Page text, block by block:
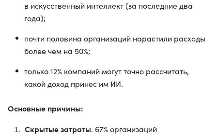
в искусственный интеллект (за последние два
года);
почти половина организаций нарастили расходы
более чем на 50%;
только 12% компаний могут точно рассчитать,
какой доход принес им ИИ.
Основные причины:
Скрытые затраты. 67% организаций